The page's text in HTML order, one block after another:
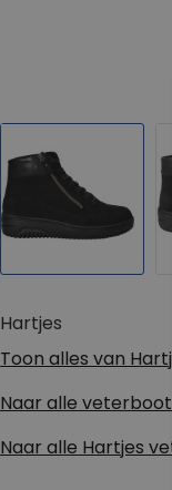
Hartjes
Toon alles van
Naar alle
Naar alle Hartjes